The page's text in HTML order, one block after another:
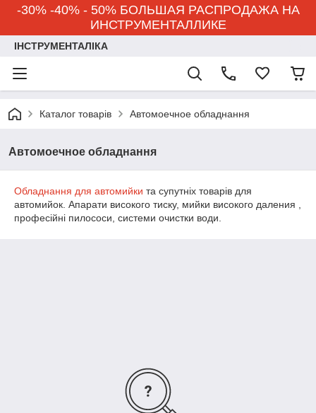
-30% -40% - 50% БОЛЬШАЯ РАСПРОДАЖА НА
ИНСТРУМЕНТАЛЛИКЕ
ІНСТРУМЕНТАЛІКА
Каталог товарів Автомоечное обладнання
Автомоечное обладнання
Обладнання для автомийки та супутніх товарів для
автомийок. Апарати високого тиску, мийки високого даления ,
професійні пилососи, системи очистки води.